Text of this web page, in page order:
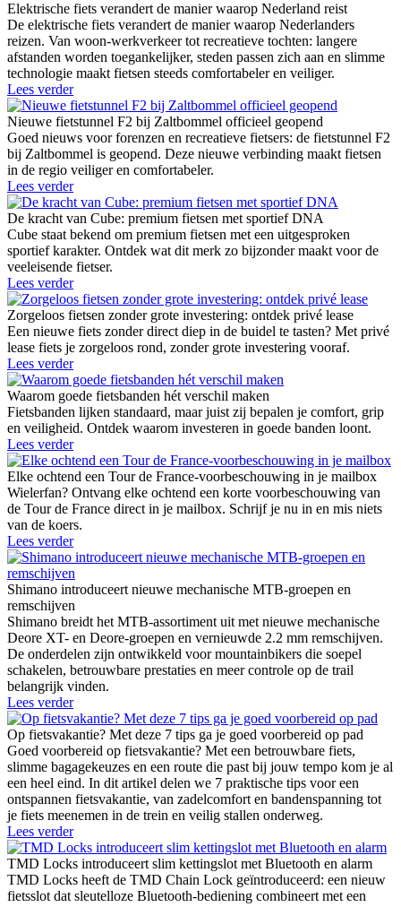
Elektrische fiets verandert de manier waarop Nederland reist
De elektrische fiets verandert de manier waarop Nederlanders
reizen. Van woon-werkverkeer tot recreatieve tochten: langere
afstanden worden toegankelijker, steden passen zich aan en slimme
technologie maakt fietsen steeds comfortabeler en veiliger.
Lees verder
Nieuwe fietstunnel F2 bij Zaltbommel officieel geopend
Goed nieuws voor forenzen en recreatieve fietsers: de fietstunnel F2
bij Zaltbommel is geopend. Deze nieuwe verbinding maakt fietsen
in de regio veiliger en comfortabeler.
Lees verder
De kracht van Cube: premium fietsen met sportief DNA
Cube staat bekend om premium fietsen met een uitgesproken
sportief karakter. Ontdek wat dit merk zo bijzonder maakt voor de
veeleisende fietser.
Lees verder
Zorgeloos fietsen zonder grote investering: ontdek privé lease
Een nieuwe fiets zonder direct diep in de buidel te tasten? Met privé
lease fiets je zorgeloos rond, zonder grote investering vooraf.
Lees verder
Waarom goede fietsbanden hét verschil maken
Fietsbanden lijken standaard, maar juist zij bepalen je comfort, grip
en veiligheid. Ontdek waarom investeren in goede banden loont.
Lees verder
Elke ochtend een Tour de France-voorbeschouwing in je mailbox
Wielerfan? Ontvang elke ochtend een korte voorbeschouwing van
de Tour de France direct in je mailbox. Schrijf je nu in en mis niets
van de koers.
Lees verder
Shimano introduceert nieuwe mechanische MTB-groepen en
remschijven
Shimano breidt het MTB-assortiment uit met nieuwe mechanische
Deore XT- en Deore-groepen en vernieuwde 2.2 mm remschijven.
De onderdelen zijn ontwikkeld voor mountainbikers die soepel
schakelen, betrouwbare prestaties en meer controle op de trail
belangrijk vinden.
Lees verder
Op fietsvakantie? Met deze 7 tips ga je goed voorbereid op pad
Goed voorbereid op fietsvakantie? Met een betrouwbare fiets,
slimme bagagekeuzes en een route die past bij jouw tempo kom je al
een heel eind. In dit artikel delen we 7 praktische tips voor een
ontspannen fietsvakantie, van zadelcomfort en bandenspanning tot
je fiets meenemen in de trein en veilig stallen onderweg.
Lees verder
TMD Locks introduceert slim kettingslot met Bluetooth en alarm
TMD Locks heeft de TMD Chain Lock geïntroduceerd: een nieuw
fietsslot dat sleutelloze Bluetooth-bediening combineert met een